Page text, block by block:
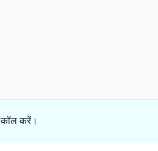
कॉल करें।